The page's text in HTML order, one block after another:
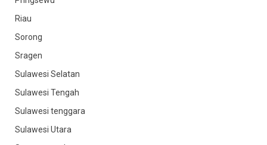
Riau
Sorong
Sragen
Sulawesi Selatan
Sulawesi Tengah
Sulawesi tenggara
Sulawesi Utara